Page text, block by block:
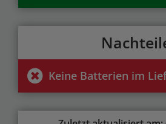
Keine Batterien im